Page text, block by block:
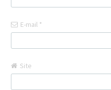
E-mail *
Site